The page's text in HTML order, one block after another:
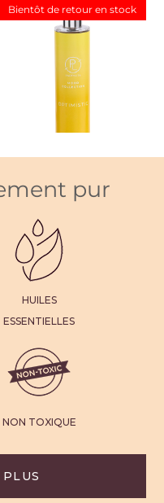
Spray d’ambiance Mood
CHF 24.95
Offre
Bientôt de retour en stock
Spray d’ambiance Mood
Optimistic
CHF 24.95
pur
HUILES
ESSENTIELLES
NON TOXIQUE